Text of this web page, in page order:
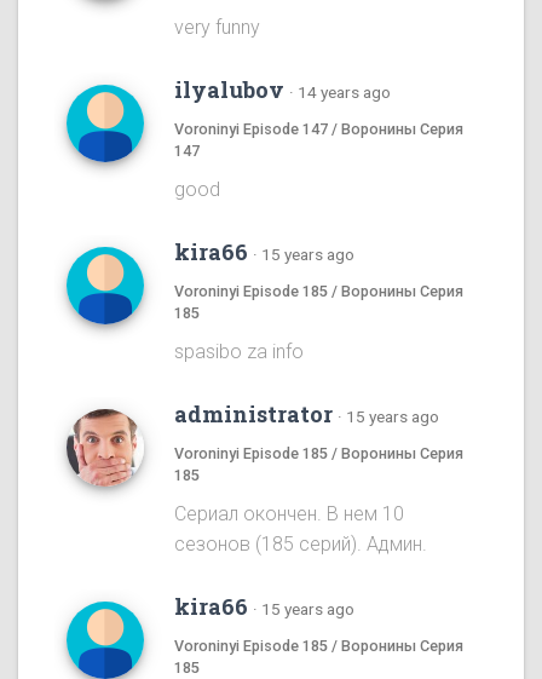
very funny
ilyalubov · 14 years ago
Voroninyi Episode 147 / Воронины Серия
147
good
kira66 · 15 years ago
Voroninyi Episode 185 / Воронины Серия
185
spasibo za info
administrator · 15 years ago
Voroninyi Episode 185 / Воронины Серия
185
Сериал окончен. В нем 10
сезонов (185 серий). Админ.
kira66 · 15 years ago
Voroninyi Episode 185 / Воронины Серия
185